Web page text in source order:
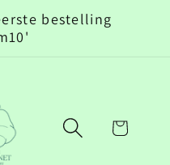
bestelling
Winkelwagen